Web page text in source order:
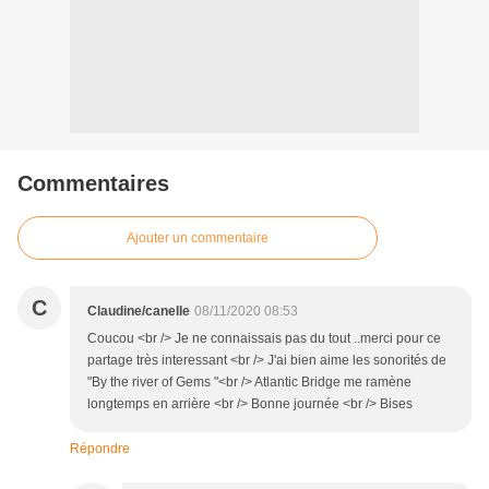
Commentaires
Ajouter un commentaire
C Claudine/canelle 08/11/2020 08:53
Coucou <br /> Je ne connaissais pas du tout ..merci pour ce
partage très interessant <br /> J'ai bien aime les sonorités de
"By the river of Gems "<br /> Atlantic Bridge me ramène
longtemps en arrière <br /> Bonne journée <br /> Bises
Répondre